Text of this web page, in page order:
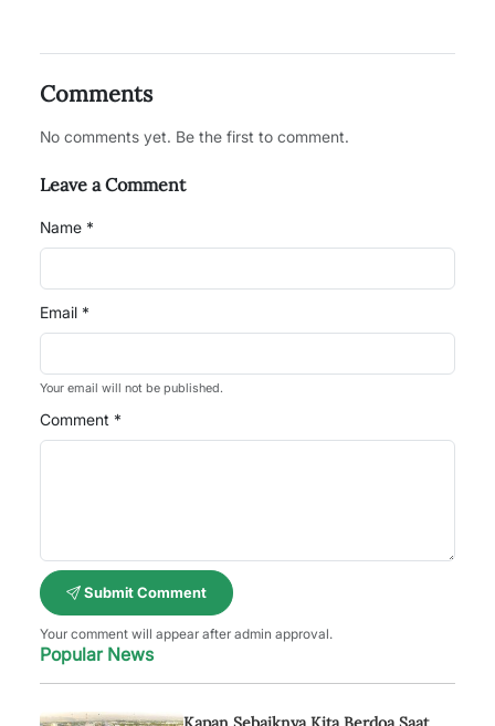
Comments
No comments yet. Be the first to comment.
Leave a Comment
Name *
Email *
Your email will not be published.
Comment *
Submit Comment
Your comment will appear after admin approval.
Popular News